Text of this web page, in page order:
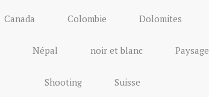
Canada Colombie Dolomites
Népal noir et blanc Paysage
Shooting Suisse